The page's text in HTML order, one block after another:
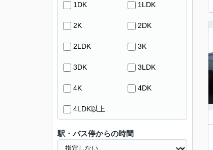
1DK 1LDK
2K 2DK
2LDK 3K
3DK 3LDK
4K 4DK
4LDK以上
駅・バス停からの時間